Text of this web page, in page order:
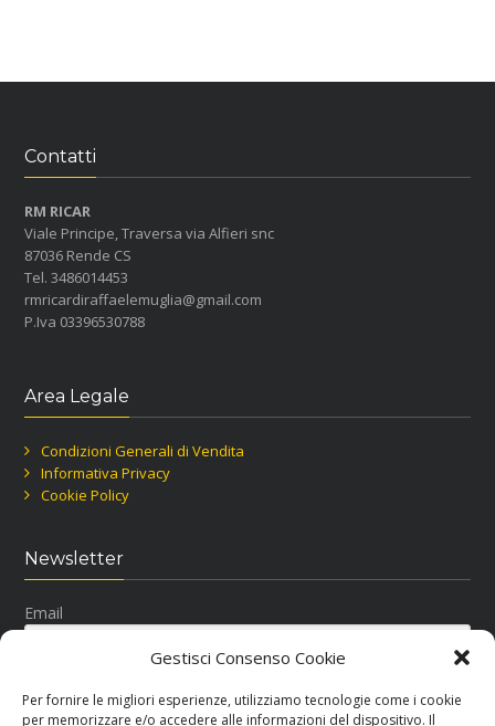
Gestisci Consenso Cookie
Per fornire le migliori esperienze, utilizziamo tecnologie come i cookie
per memorizzare e/o accedere alle informazioni del dispositivo. Il
Contatti
RM RICAR
Viale Principe, Traversa via Alfieri snc
87036 Rende CS
Tel. 3486014453
rmricardiraffaelemuglia@gmail.com
P.Iva 03396530788
Area Legale
Condizioni Generali di Vendita
Informativa Privacy
Cookie Policy
Newsletter
Email